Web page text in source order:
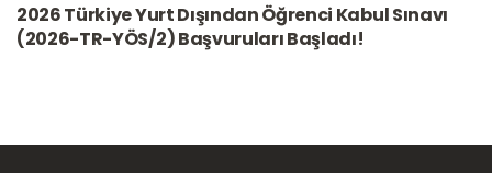
2026 Türkiye Yurt Dışından Öğrenci Kabul Sınavı
(2026-TR-YÖS/2) Başvuruları Başladı!